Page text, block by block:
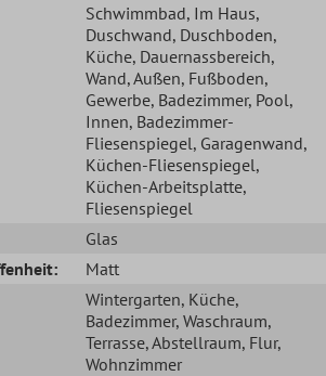
Schwimmbad, Im Haus,
Duschwand, Duschboden,
Küche, Dauernassbereich,
Wand, Außen, Fußboden,
Gewerbe, Badezimmer, Pool,
Innen, Badezimmer-
Fliesenspiegel, Garagenwand,
Küchen-Fliesenspiegel,
Küchen-Arbeitsplatte,
Fliesenspiegel
Glas
Matt
Wintergarten, Küche,
Badezimmer, Waschraum,
Terrasse, Abstellraum, Flur,
Wohnzimmer